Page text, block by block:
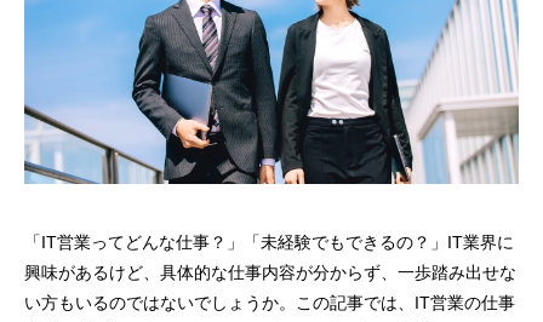
「IT営業ってどんな仕事？」「未経験でもできるの？」IT業界に
興味があるけど、具体的な仕事内容が分からず、一歩踏み出せな
い方もいるのではないでしょうか。この記事では、IT営業の仕事